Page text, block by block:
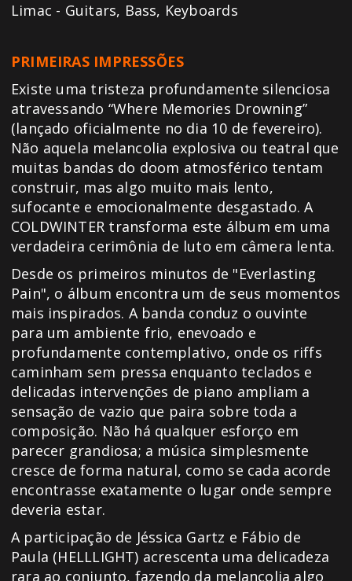
Limac - Guitars, Bass, Keyboards
PRIMEIRAS IMPRESSÕES
Existe uma tristeza profundamente silenciosa
atravessando “Where Memories Drowning”
(lançado oficialmente no dia 10 de fevereiro).
Não aquela melancolia explosiva ou teatral que
muitas bandas do doom atmosférico tentam
construir, mas algo muito mais lento,
sufocante e emocionalmente desgastado. A
COLDWINTER transforma este álbum em uma
verdadeira cerimônia de luto em câmera lenta.
Desde os primeiros minutos de "Everlasting
Pain", o álbum encontra um de seus momentos
mais inspirados. A banda conduz o ouvinte
para um ambiente frio, enevoado e
profundamente contemplativo, onde os riffs
caminham sem pressa enquanto teclados e
delicadas intervenções de piano ampliam a
sensação de vazio que paira sobre toda a
composição. Não há qualquer esforço em
parecer grandiosa; a música simplesmente
cresce de forma natural, como se cada acorde
encontrasse exatamente o lugar onde sempre
deveria estar.
A participação de Jéssica Gartz e Fábio de
Paula (HELLLIGHT) acrescenta uma delicadeza
rara ao conjunto, fazendo da melancolia algo